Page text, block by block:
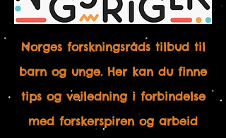
Norges forskningsråds tilbud til
barn og unge. Her kan du finne
tips og veiledning i forbindelse
med forskerspiren og arbeid